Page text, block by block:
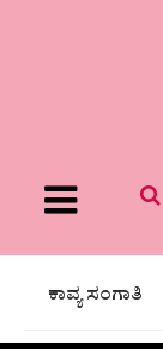
Menu
ಕಾವ್ಯ ಸಂಗಾತಿ